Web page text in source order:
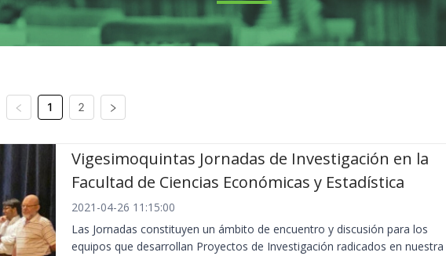
1 2
Vigesimoquintas Jornadas de Investigación en la
Facultad de Ciencias Económicas y Estadística
2021-04-26 11:15:00
Las Jornadas constituyen un ámbito de encuentro y discusión para los
equipos que desarrollan Proyectos de Investigación radicados en nuestra